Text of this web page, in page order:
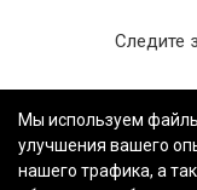
Следите
Мы используем
улучшения вашего
нашего трафика, а